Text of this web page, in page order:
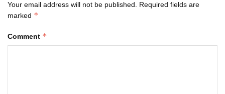
Your email address will not be published. Required fields are
marked *
Comment *